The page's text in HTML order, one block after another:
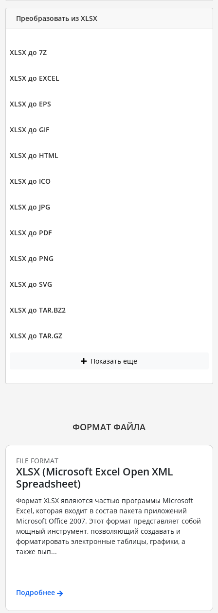
Преобразовать из XLSX
XLSX до 7Z
XLSX до EXCEL
XLSX до EPS
XLSX до GIF
XLSX до HTML
XLSX до ICO
XLSX до JPG
XLSX до PDF
XLSX до PNG
XLSX до SVG
XLSX до TAR.BZ2
XLSX до TAR.GZ
Показать еще
ФОРМАТ ФАЙЛА
FILE FORMAT
XLSX (Microsoft Excel Open XML
Spreadsheet)
Формат XLSX являются частью программы Microsoft
Excel, которая входит в состав пакета приложений
Microsoft Office 2007. Этот формат представляет собой
мощный инструмент, позволяющий создавать и
форматировать электронные таблицы, графики, а
также вып...
Подробнее